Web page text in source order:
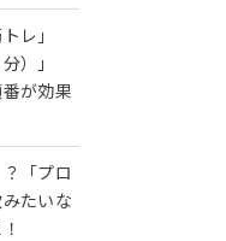
レ」
）」
が効果
「プロ
たいな